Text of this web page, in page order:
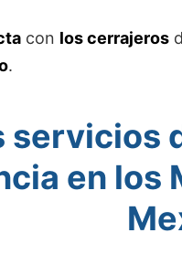
con los cerrajeros
.
servicios
en los